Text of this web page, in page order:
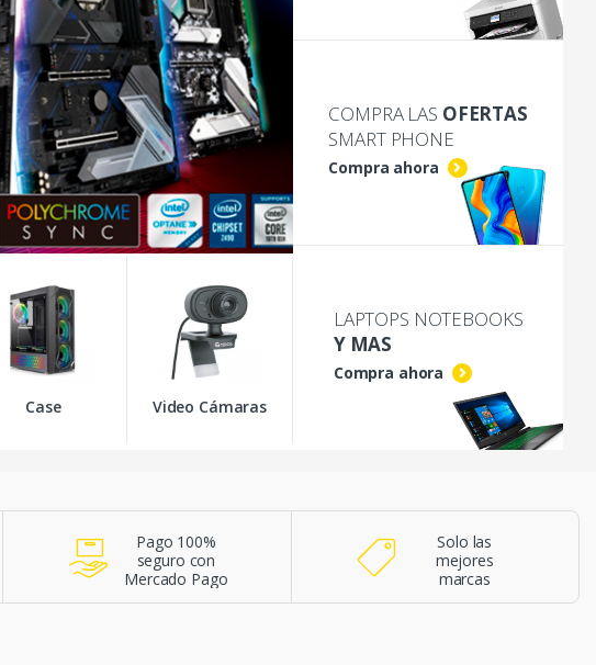
Case Video Cámaras
COMPRA LAS OFERTAS
SMART PHONE
Compra ahora
LAPTOPS NOTEBOOKS
Y MAS
Compra ahora
Pago 100%
seguro con
Mercado Pago
Solo las
mejores
marcas